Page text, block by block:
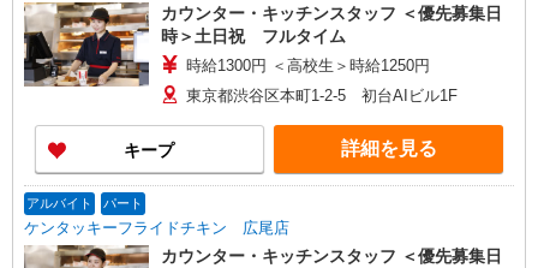
カウンター・キッチンスタッフ ＜優先募集日
時＞土日祝 フルタイム
時給1300円 ＜高校生＞時給1250円
東京都渋谷区本町1-2-5 初台AIビル1F
キープ 詳細を見る
アルバイト パート
ケンタッキーフライドチキン 広尾店
カウンター・キッチンスタッフ ＜優先募集日